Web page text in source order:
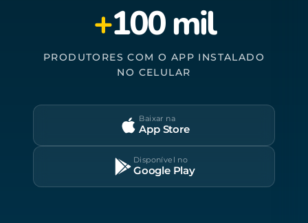
+100 mil
PRODUTORES COM O APP INSTALADO
NO CELULAR
Baixar na
App Store
Disponível no
Google Play